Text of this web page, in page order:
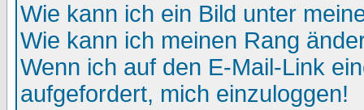
Wie kann ich ein Bild unter
Wie kann ich meinen Rang
Wenn ich auf den E-Mail-Link
aufgefordert, mich einzuloggen!